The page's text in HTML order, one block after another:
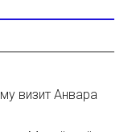
визит Анвара